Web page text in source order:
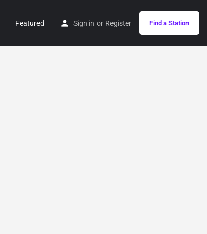
Featured Sign in or Register Find a Station